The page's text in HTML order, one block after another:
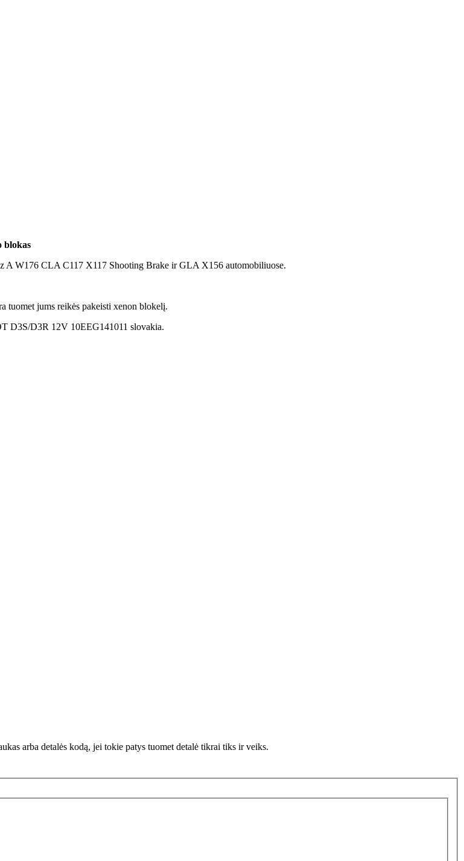
blokas
A W176 CLA C117 X117 Shooting Brake ir GLA X156 automobiliuose.
tuomet jums reikės pakeisti xenon blokelį.
D3S/D3R 12V 10EEG141011 slovakia.
arba detalės kodą, jei tokie patys tuomet detalė tikrai tiks ir veiks.